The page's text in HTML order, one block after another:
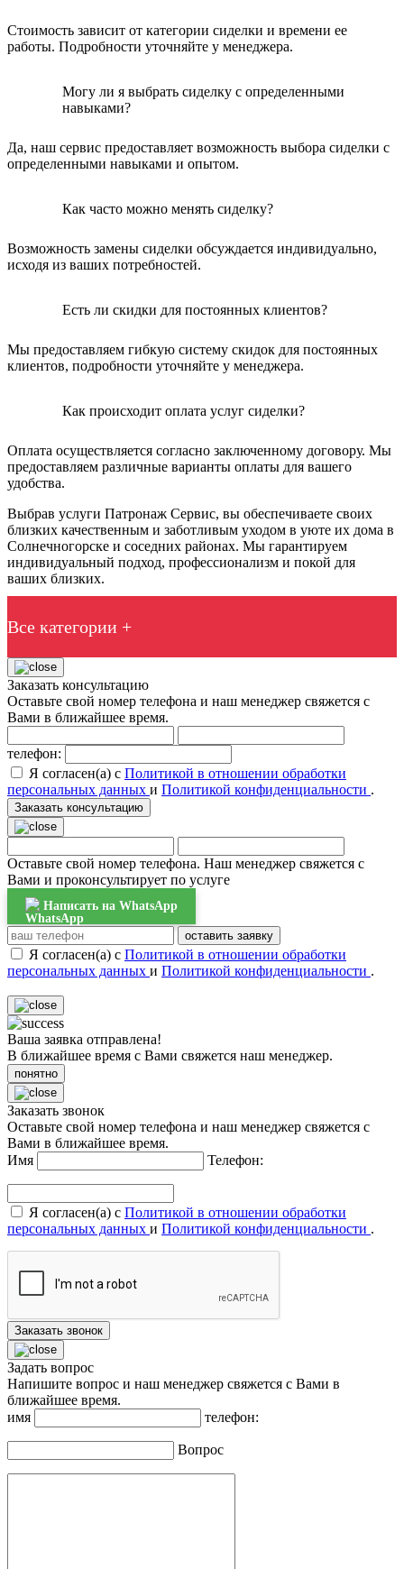
Стоимость зависит от категории сиделки и времени ее
работы. Подробности уточняйте у менеджера.
Могу ли я выбрать сиделку с определенными
навыками?
Да, наш сервис предоставляет возможность выбора сиделки с
определенными навыками и опытом.
Как часто можно менять сиделку?
Возможность замены сиделки обсуждается индивидуально,
исходя из ваших потребностей.
Есть ли скидки для постоянных клиентов?
Мы предоставляем гибкую систему скидок для постоянных
клиентов, подробности уточняйте у менеджера.
Как происходит оплата услуг сиделки?
Оплата осуществляется согласно заключенному договору. Мы
предоставляем различные варианты оплаты для вашего
удобства.
Выбрав услуги Патронаж Сервис, вы обеспечиваете своих
близких качественным и заботливым уходом в уюте их дома в
Солнечногорске и соседних районах. Мы гарантируем
индивидуальный подход, профессионализм и покой для
ваших близких.
Все категории +
Заказать консультацию
Оставьте свой номер телефона и наш менеджер свяжется с
Вами в ближайшее время.
телефон:
Я согласен(а) с Политикой в отношении обработки
персональных данных и Политикой конфиденциальности .
Заказать консультацию
Оставьте свой номер телефона. Наш менеджер свяжется с
Вами и проконсультирует по услуге
Написать на WhatsApp
оставить заявку
Я согласен(а) с Политикой в отношении обработки
персональных данных и Политикой конфиденциальности .
Ваша заявка отправлена!
В ближайшее время с Вами свяжется наш менеджер.
понятно
Заказать звонок
Оставьте свой номер телефона и наш менеджер свяжется с
Вами в ближайшее время.
Имя
Телефон:
Я согласен(а) с Политикой в отношении обработки
персональных данных и Политикой конфиденциальности .
Заказать звонок
Задать вопрос
Напишите вопрос и наш менеджер свяжется с Вами в
ближайшее время.
имя
телефон:
Вопрос